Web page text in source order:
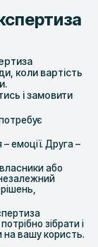
коли вартість
і замовити
емоції. Друга –
або
зібрати і
на вашу користь.